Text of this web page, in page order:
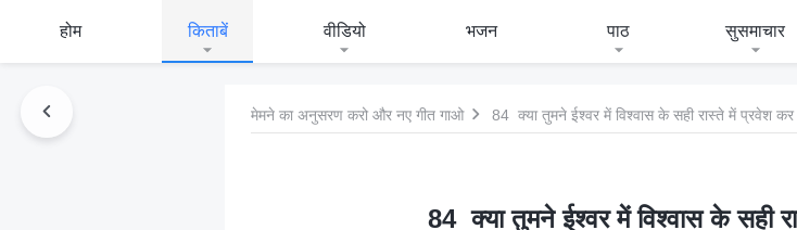
होम किताबें वीडियो भजन पाठ सुसमाचार
मेमने का अनुसरण करो और नए गीत गाओ 84 क्या तुमने ईश्वर में विश्वास के सही रास्ते में प्रवेश कर
84 क्या तुमने ईश्वर में विश्वास के सही